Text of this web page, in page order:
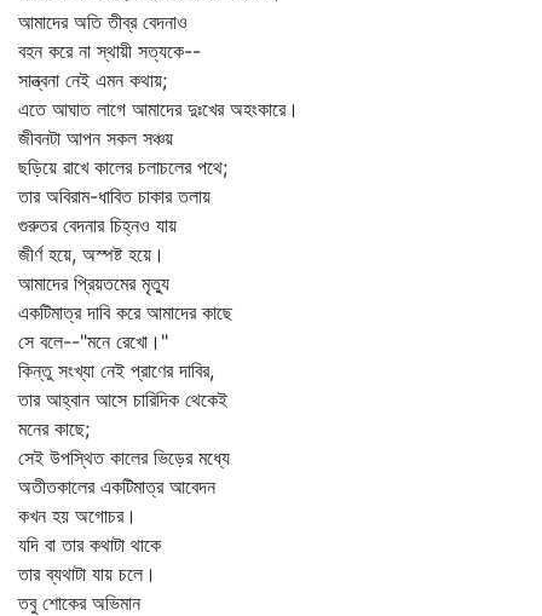
আমাদের অতি তীব্র বেদনাও
বহন করে না স্থায়ী সত্যকে--
সান্ত্বনা নেই এমন কথায়;
এতে আঘাত লাগে আমাদের দুঃখের অহংকারে।
জীবনটা আপন সকল সঞ্চয়
ছড়িয়ে রাখে কালের চলাচলের পথে;
তার অবিরাম-ধাবিত চাকার তলায়
গুরুতর বেদনার চিহ্নও যায়
জীর্ণ হয়ে, অস্পষ্ট হয়ে।
আমাদের প্রিয়তমের মৃত্যু
একটিমাত্র দাবি করে আমাদের কাছে
সে বলে--"মনে রেখো।"
কিন্তু সংখ্যা নেই প্রাণের দাবির,
তার আহ্বান আসে চারিদিক থেকেই
মনের কাছে;
সেই উপস্থিত কালের ভিড়ের মধ্যে
অতীতকালের একটিমাত্র আবেদন
কখন হয় অগোচর।
যদি বা তার কথাটা থাকে
তার ব্যথাটা যায় চলে।
তবু শোকের অভিমান